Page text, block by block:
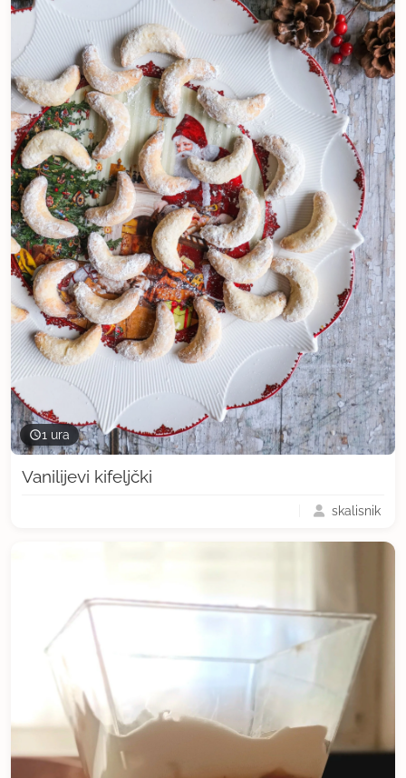
1 ura
Vanilijevi kifeljčki
skalisnik